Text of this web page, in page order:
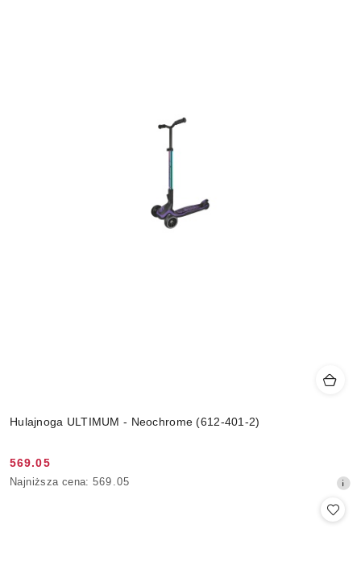
Hulajnoga ULTIMUM - Neochrome (612-401-2)
Cena
promocyjna:
569.05
Najniższa
Najniższa cena: 569.05